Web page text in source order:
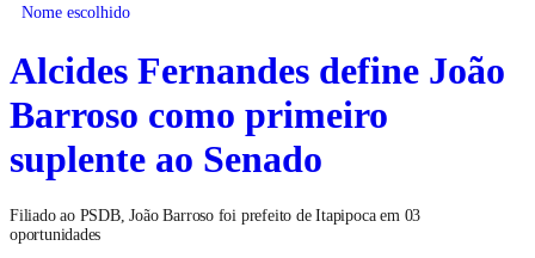
Nome escolhido
Alcides Fernandes define João
Barroso como primeiro
suplente ao Senado
Filiado ao PSDB, João Barroso foi prefeito de Itapipoca em 03
oportunidades